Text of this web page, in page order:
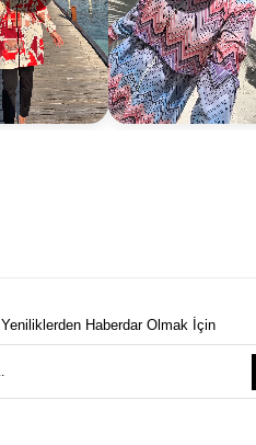
Yeniliklerden Haberdar Olmak İçin